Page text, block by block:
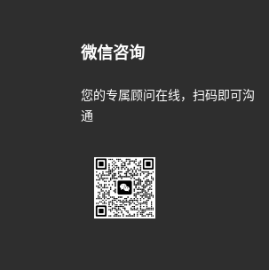
微信咨询
您的专属顾问在线，扫码即可沟
通